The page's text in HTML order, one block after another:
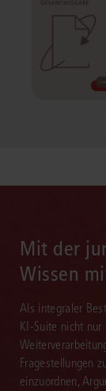
Mit der
Wissen
Als integraler
KI-Suite nicht nur
Fragestellungen
einzuordnen,